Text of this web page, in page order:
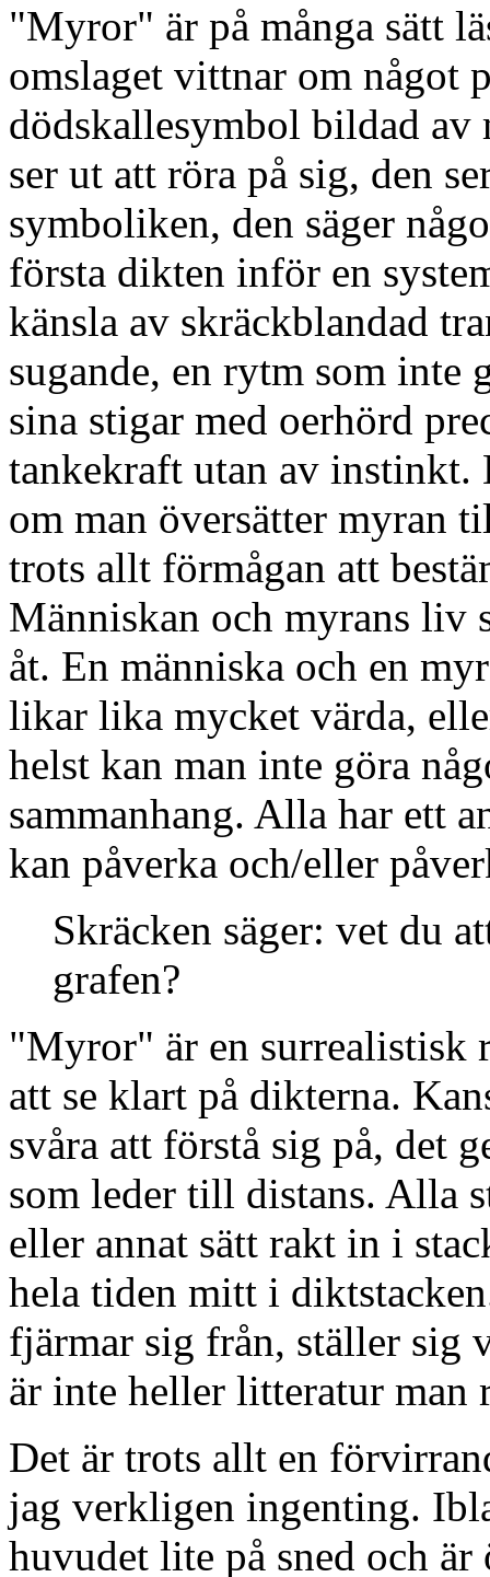
"Myror" är på många sätt
omslaget vittnar om något
dödskallesymbol bildad av
ser ut att röra på sig, den
symboliken, den säger
första dikten inför en
känsla av skräckblandad
sugande, en rytm som
sina stigar med oerhörd
tankekraft utan av instinkt.
om man översätter myran
trots allt förmågan att
Människan och myrans liv
åt. En människa och en
likar lika mycket värda,
helst kan man inte göra
sammanhang. Alla har ett
kan påverka och/eller
Skräcken säger: vet du
grafen?
"Myror" är en surrealistisk
att se klart på dikterna.
svåra att förstå sig på, det
som leder till distans. Alla
eller annat sätt rakt in i
hela tiden mitt i
fjärmar sig från, ställer sig
är inte heller litteratur man
Det är trots allt en
jag verkligen ingenting.
huvudet lite på sned och